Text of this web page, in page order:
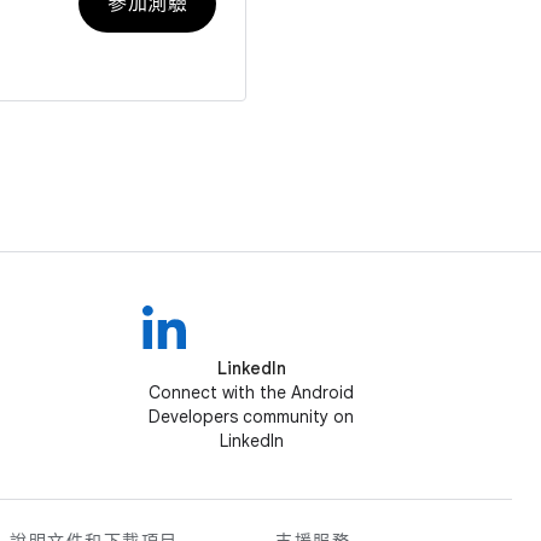
LinkedIn
Connect with the Android
Developers community on
LinkedIn